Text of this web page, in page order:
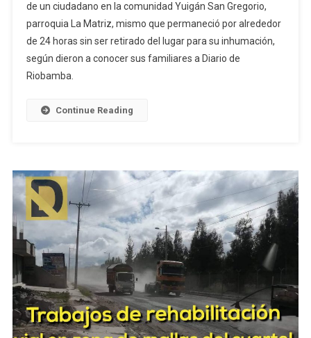
PRIMER
CASO
DE
CORONAVIRUS
CERCO
de un ciudadano en la comunidad Yuigán San Gregorio,
parroquia La Matriz, mismo que permaneció por alrededor
de 24 horas sin ser retirado del lugar para su inhumación,
según dieron a conocer sus familiares a Diario de
Riobamba.
Continue Reading